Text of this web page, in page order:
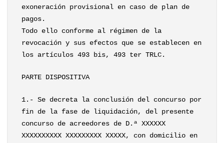
exoneración provisional en caso de plan de
pagos.
Todo ello conforme al régimen de la
revocación y sus efectos que se establecen en
los artículos 493 bis, 493 ter TRLC.
PARTE DISPOSITIVA
1.- Se decreta la conclusión del concurso por
fin de la fase de liquidación, del presente
concurso de acreedores de D.ª XXXXXX
XXXXXXXXXX XXXXXXXXX XXXXX, con domicilio en